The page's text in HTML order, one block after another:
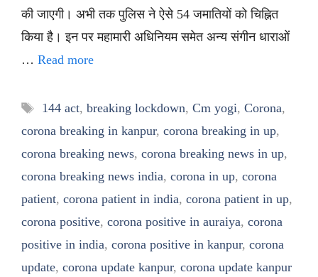
की जाएगी। अभी तक पुलिस ने ऐसे 54 जमातियों को चिह्नित
किया है। इन पर महामारी अधिनियम समेत अन्य संगीन धाराओं
… Read more
Tags
144 act, breaking lockdown, Cm yogi, Corona,
corona breaking in kanpur, corona breaking in up,
corona breaking news, corona breaking news in up,
corona breaking news india, corona in up, corona
patient, corona patient in india, corona patient in up,
corona positive, corona positive in auraiya, corona
positive in india, corona positive in kanpur, corona
update, corona update kanpur, corona update kanpur